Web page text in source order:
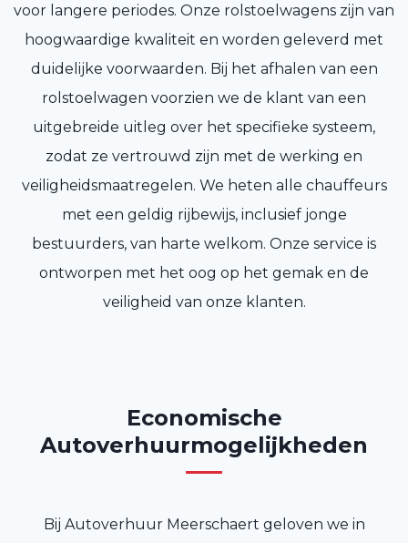
voor langere periodes. Onze rolstoelwagens zijn van
hoogwaardige kwaliteit en worden geleverd met
duidelijke voorwaarden. Bij het afhalen van een
rolstoelwagen voorzien we de klant van een
uitgebreide uitleg over het specifieke systeem,
zodat ze vertrouwd zijn met de werking en
veiligheidsmaatregelen. We heten alle chauffeurs
met een geldig rijbewijs, inclusief jonge
bestuurders, van harte welkom. Onze service is
ontworpen met het oog op het gemak en de
veiligheid van onze klanten.
Economische
Autoverhuurmogelijkheden
Bij Autoverhuur Meerschaert geloven we in